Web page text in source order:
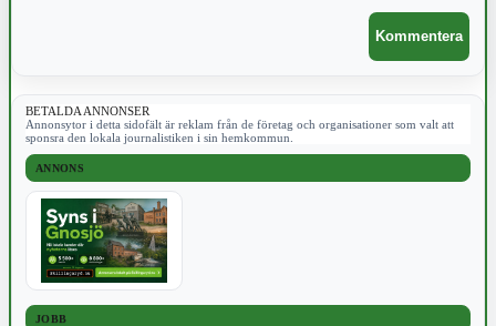
BETALDA ANNONSER
Annonsytor i detta sidofält är reklam från de företag och organisationer som valt att
sponsra den lokala journalistiken i sin hemkommun.
ANNONS
JOBB